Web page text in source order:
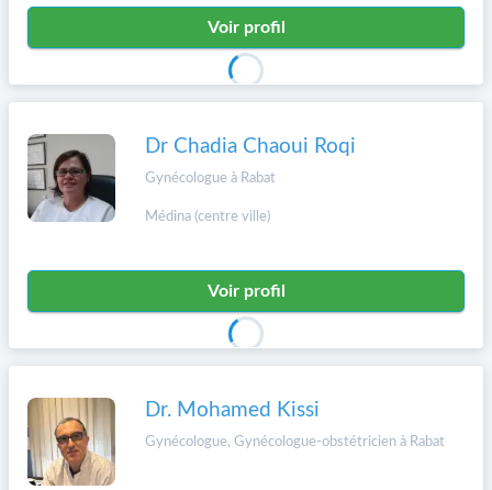
Voir profil
Dr Chadia Chaoui Roqi
Gynécologue à Rabat
Médina (centre ville)
Voir profil
Dr. Mohamed Kissi
Gynécologue, Gynécologue-obstétricien à Rabat